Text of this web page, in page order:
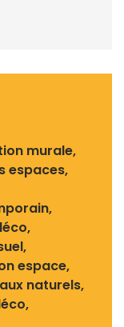
murale
espaces
espace
naturels